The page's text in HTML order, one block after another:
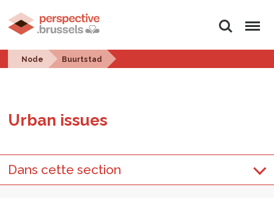
Search Menu
Node Buurtstad
Urban is­sues
Dans cette section